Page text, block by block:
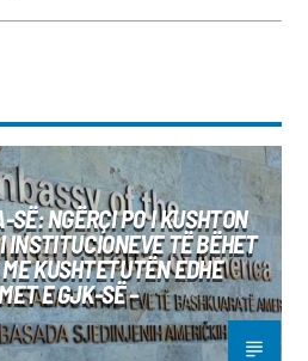
SË: NGËRÇI PO I KUSHTON
INSTITUCIONEVE TË BËHET
KUSHTETUTËN EDHE
E GJK-SË –